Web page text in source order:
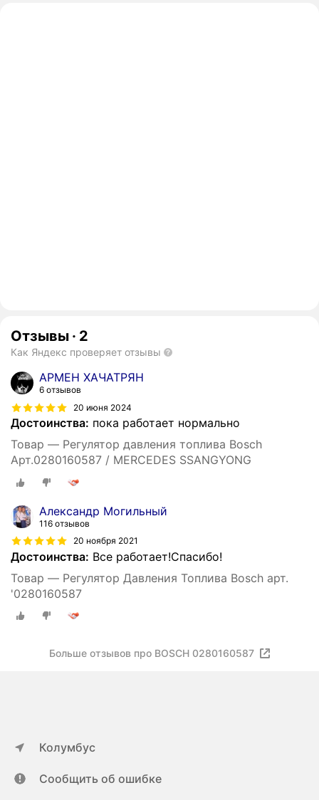
Отзывы · 2
Как Яндекс проверяет отзывы
АРМЕН ХАЧАТРЯН
6 отзывов
20 июня 2024
Достоинства: пока работает нормально
Товар — Регулятор давления топлива Bosch
Арт.0280160587 / MERCEDES SSANGYONG
Александр Могильный
116 отзывов
20 ноября 2021
Достоинства: Все работает!Спасибо!
Товар — Регулятор Давления Топлива Bosch арт.
'0280160587
Больше отзывов про BOSCH 0280160587
Колумбус
Сообщить об ошибке